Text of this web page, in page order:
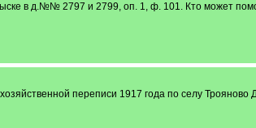
в д.№№ 2797 и 2799, оп. 1, ф. 101. Кто может
переписи 1917 года по селу